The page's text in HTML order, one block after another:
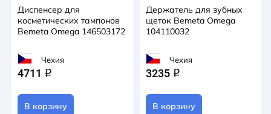
Диспенсер для
косметических тампонов
Bemeta Omega 146503172
Чехия
4711 q
В корзину
Держатель для зубных
щеток Bemeta Omega
104110032
Чехия
3235 q
В корзину